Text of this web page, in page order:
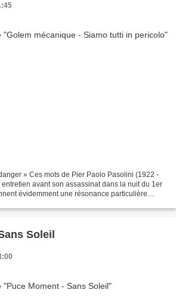
» Ces mots de Pier Paolo Pasolini (1922 -
avant son assassinat dans la nuit du 1er
évidemment une résonance particulière
Soleil